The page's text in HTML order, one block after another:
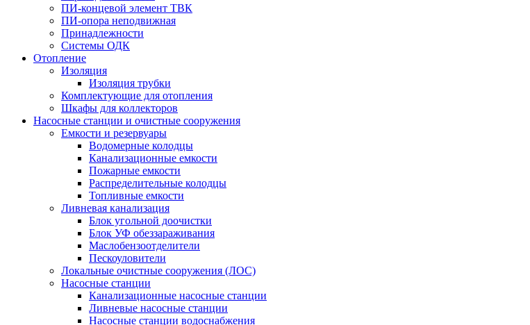
ПИ-концевой элемент ТВК
ПИ-опора неподвижная
Принадлежности
Системы ОДК
Отопление
Изоляция
Изоляция трубки
Комплектующие для отопления
Шкафы для коллекторов
Насосные станции и очистные сооружения
Емкости и резервуары
Водомерные колодцы
Канализационные емкости
Пожарные емкости
Распределительные колодцы
Топливные емкости
Ливневая канализация
Блок угольной доочистки
Блок УФ обеззараживания
Маслобензоотделители
Пескоуловители
Локальные очистные сооружения (ЛОС)
Насосные станции
Канализационные насосные станции
Ливневые насосные станции
Насосные станции водоснабжения